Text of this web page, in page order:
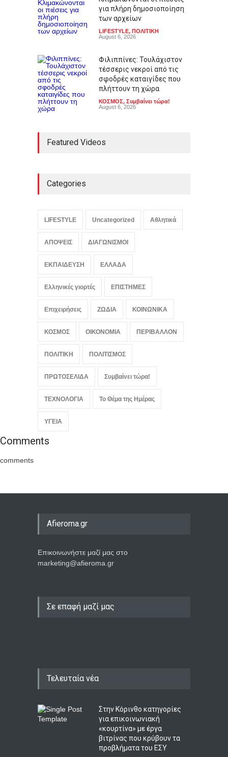
για πλήρη δημοσιοποίηση
των αρχείων
LIFESTYLE, ΠΟΛΙΤΙΚΗ
August 6, 2026
Φιλιππίνες: Τουλάχιστον
τέσσερις νεκροί από τις
σφοδρές καταιγίδες που
πλήττουν τη χώρα
ΚΟΣΜΟΣ, Συμβαίνει τώρα!
August 6, 2026
Featured Videos
Categories
LIFESTYLE Uncategorized Αθλητικά
ΑΠΟΨΕΙΣ ΔΙΑΓΩΝΙΣΜΟΙ
ΕΚΠΑΙΔΕΥΣΗ ΕΛΛΑΔΑ
Ελληνικές γιορτές ΕΠΙΣΤΗΜΕΣ
Επιχειρήσεις ΖΩΔΙΑ ΚΟΙΝΩΝΙΚΑ
ΚΟΣΜΟΣ ΟΙΚΟΝΟΜΙΑ ΠΕΡΙΒΑΛΛΟΝ
ΠΟΛΙΤΙΚΗ ΠΟΛΙΤΙΣΜΟΣ
ΠΡΩΤΟΣΕΛΙΔΑ Συμβαίνει τώρα!
ΤΕΧΝΟΛΟΓΙΑ Το Θέμα της Ημέρας
ΥΓΕΙΑ
Comments
comments
Afieroma.gr
Επικοινωνήστε μαζί μας στο
marketing@afieroma.gr
Σε επαφή μαζί μας
Τελευταία νέα
Στην Κόρινθο κατηγορίες
για επικοινωνιακή
«κουρτίνα» με έργα
βιτρίνας που κρύβουν τα
προβλήματα του ΕΣΥ